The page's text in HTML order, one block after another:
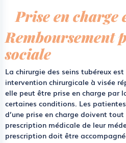
Prise en
Remboursement
sociale
La chirurgie des seins tubéreux
intervention chirurgicale à visée
elle peut être prise en charge par
certaines conditions. Les
d’une prise en charge doivent
prescription médicale de leur
prescription doit être